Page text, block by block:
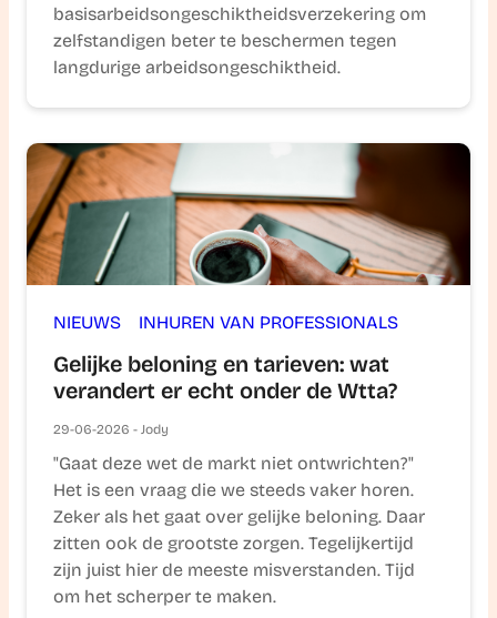
basisarbeidsongeschiktheidsverzekering om
zelfstandigen beter te beschermen tegen
langdurige arbeidsongeschiktheid.
NIEUWS INHUREN VAN PROFESSIONALS
Gelijke beloning en tarieven: wat
verandert er echt onder de Wtta?
29-06-2026 - Jody
"Gaat deze wet de markt niet ontwrichten?"
Het is een vraag die we steeds vaker horen.
Zeker als het gaat over gelijke beloning. Daar
zitten ook de grootste zorgen. Tegelijkertijd
zijn juist hier de meeste misverstanden. Tijd
om het scherper te maken.